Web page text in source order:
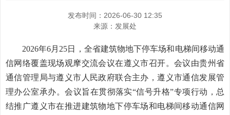
发布时间：2026-06-30 12:35
来源： 发展处
2026年6月25日，全省建筑物地下停车场和电梯间移动通
信网络覆盖现场观摩交流会议在遵义市召开。会议由贵州省
通信管理局与遵义市人民政府联合主办，遵义市通信发展管
理办公室承办。会议旨在贯彻落实“信号升格”专项行动，总
结推广遵义市在推进建筑物地下停车场和电梯间移动通信网